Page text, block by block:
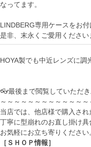
なってます。
LINDBERG専用ケースをお付
是非、末永くご愛用ください
HOYA製でも中近レンズに調
👓最後まで閲覧していただ
～～～～～～～～～～～～
当店では、他店様で購入され
丁寧に型崩れのお直し掛け具
お気軽にお立ち寄りください
［ＳＨＯＰ情報］